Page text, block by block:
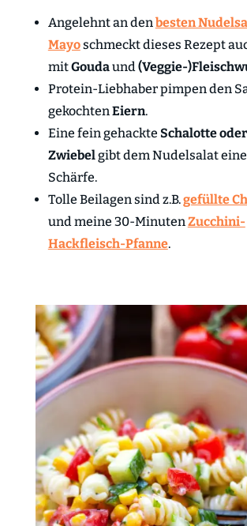
Angelehnt an denbesten
Mayoschmeckt dieses Rezept
mitGoudaund(Veggie-
Protein-Liebhaber pimpen den
gekochtenEiern.
Eine fein gehackte Schalotte
Zwiebelgibt dem Nudelsalat
Schärfe.
Tolle Beilagen sind z.B.gefüllte
und meine 30-MinutenZucchini-
Hackfleisch-Pfanne.